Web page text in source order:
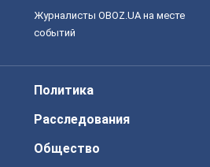
Журналисты OBOZ.UA на месте
событий
Политика
Расследования
Общество